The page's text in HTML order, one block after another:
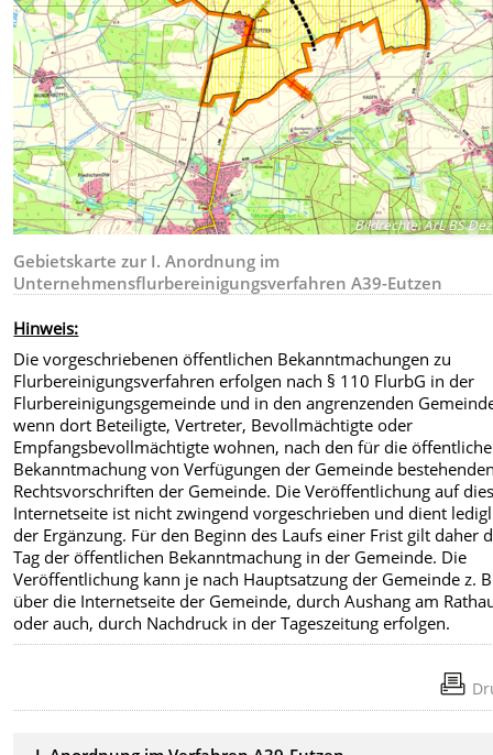
Bildrechte:ArL BS
Gebietskarte zur I. Anordnung im
Unternehmensflurbereinigungsverfahren A39-Eutzen
Hinweis:
Die vorgeschriebenen öffentlichen Bekanntmachungen zu
Flurbereinigungsverfahren erfolgen nach § 110 FlurbG in der
Flurbereinigungsgemeinde und in den angrenzenden
wenn dort Beteiligte, Vertreter, Bevollmächtigte oder
Empfangsbevollmächtigte wohnen, nach den für die öffentliche
Bekanntmachung von Verfügungen der Gemeinde
Rechtsvorschriften der Gemeinde. Die Veröffentlichung auf
Internetseite ist nicht zwingend vorgeschrieben und dient
der Ergänzung. Für den Beginn des Laufs einer Frist gilt daher
Tag der öffentlichen Bekanntmachung in der Gemeinde. Die
Veröffentlichung kann je nach Hauptsatzung der Gemeinde z.
über die Internetseite der Gemeinde, durch Aushang am
oder auch, durch Nachdruck in der Tageszeitung erfolgen.